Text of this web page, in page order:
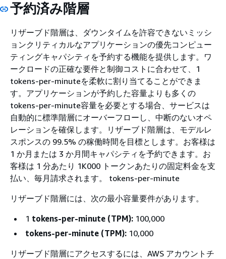
予約済み階層
リザーブド階層は、ダウンタイムを許容できないミッシ
ョンクリティカルなアプリケーションの優先コンピュー
ティングキャパシティを予約する機能を提供します。ワ
ークロードの正確な要件と制御コストに合わせて、1
tokens-per-minuteを柔軟に割り当てることができま
す。アプリケーションが予約した容量よりも多くの
tokens-per-minute容量を必要とする場合、サービスは
自動的に標準階層にオーバーフローし、中断のないオペ
レーションを確保します。リザーブド階層は、モデルレ
スポンスの 99.5% の稼働時間を目標とします。お客様は
1 か月または 3 か月間キャパシティを予約できます。お
客様は 1 分あたり 1K000 トークンあたりの固定料金を支
払い、毎月請求されます。 tokens-per-minute
リザーブド階層には、次の最小容量要件があります。
1 tokens-per-minute (TPM): 100,000
tokens-per-minute (TPM): 10,000
リザーブド階層にアクセスするには、AWS アカウントチ